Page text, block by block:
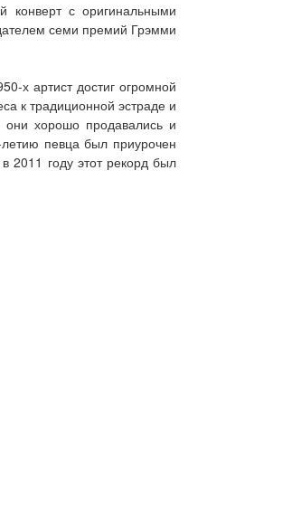
конверт с оригинальными
семи премий Грэмми
х артист достиг огромной
к традиционной эстраде и
хорошо продавались и
певца был приурочен
2011 году этот рекорд был